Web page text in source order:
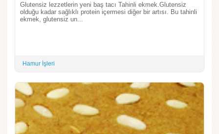
Glutensiz lezzetlerin yeni baş tacı Tahinli ekmek.Glutensiz
olduğu kadar sağlıklı protein içermesi diğer bir artısı. Bu tahinli
ekmek, glutensiz un...
Hamur İşleri